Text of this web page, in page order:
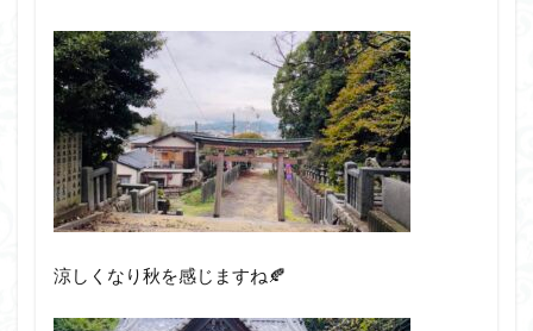
涼しくなり秋を感じますね🍂